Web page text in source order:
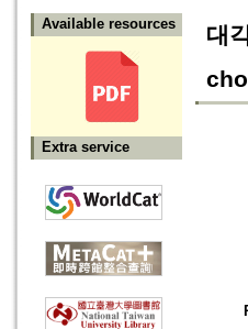
Available resources
Extra service
대